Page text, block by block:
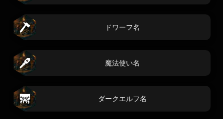
ドワーフ名
魔法使い名
ダークエルフ名